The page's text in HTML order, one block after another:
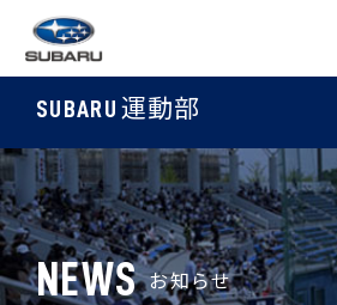
SUBARU 運動部
NEWS お知らせ